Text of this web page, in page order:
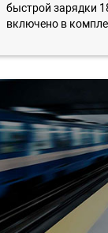
быстрой зарядки
включено в